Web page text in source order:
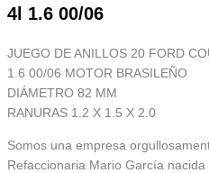
4l 1.6 00/06
JUEGO DE ANILLOS 20 FORD
1.6 00/06 MOTOR BRASILEÑO
DIÁMETRO 82 MM
RANURAS 1.2 X 1.5 X 2.0
Somos una empresa
Refaccionaria Mario García